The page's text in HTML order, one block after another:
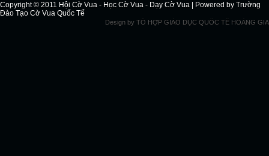
Copyright © 2011 Hội Cờ Vua - Học Cờ Vua - Dạy Cờ Vua | Powered by Trường
Đào Tạo Cờ Vua Quốc Tế
Design by TỔ HỢP GIÁO DỤC QUỐC TẾ HOÀNG GIA